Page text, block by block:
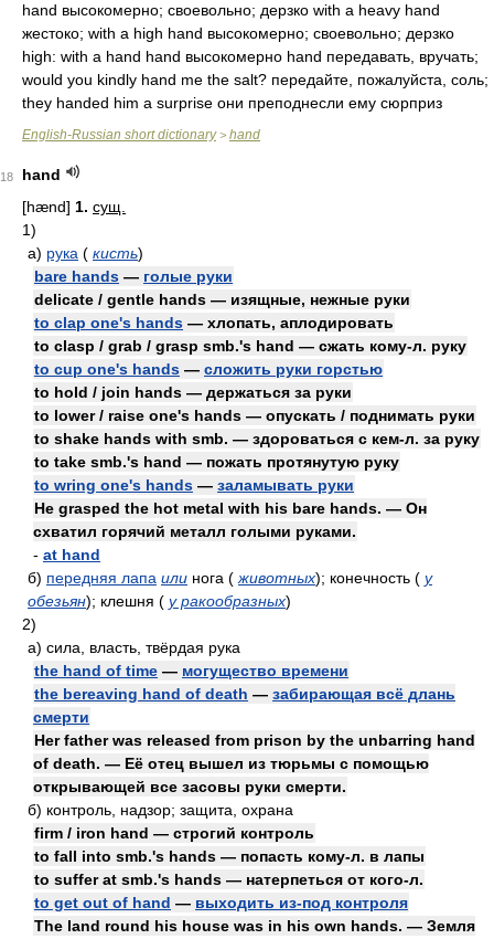
hand высокомерно; своевольно; дерзко with a heavy hand
жестоко; with a high hand высокомерно; своевольно; дерзко
high: with a hand hand высокомерно hand передавать, вручать;
would you kindly hand me the salt? передайте, пожалуйста, соль;
they handed him a surprise они преподнесли ему сюрприз
English-Russian short dictionary> hand
18
hand
[hænd] 1. сущ.
1)
а) рука ( кисть)
bare hands — голые руки
delicate / gentle hands — изящные, нежные руки
to clap one's hands — хлопать, аплодировать
to clasp / grab / grasp smb.'s hand — сжать кому-л. руку
to cup one's hands — сложить руки горстью
to hold / join hands — держаться за руки
to lower / raise one's hands — опускать / поднимать руки
to shake hands with smb. — здороваться с кем-л. за руку
to take smb.'s hand — пожать протянутую руку
to wring one's hands — заламывать руки
He grasped the hot metal with his bare hands. — Он
схватил горячий металл голыми руками.
- at hand
б) передняя лапа или нога ( животных); конечность ( у
обезьян); клешня ( у ракообразных)
2)
а) сила, власть, твёрдая рука
the hand of time — могущество времени
the bereaving hand of death — забирающая всё длань
смерти
Her father was released from prison by the unbarring hand
of death. — Её отец вышел из тюрьмы с помощью
открывающей все засовы руки смерти.
б) контроль, надзор; защита, охрана
firm / iron hand — строгий контроль
to fall into smb.'s hands — попасть кому-л. в лапы
to suffer at smb.'s hands — натерпеться от кого-л.
to get out of hand — выходить из-под контроля
The land round his house was in his own hands. — Земля